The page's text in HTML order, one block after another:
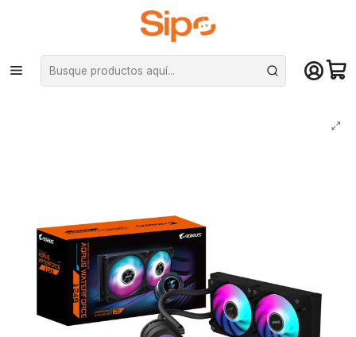
¡Compra hasta mediodía y recibe hoy! De lunes a sábado en el gran
Santiago. Envío gratis desde $29.990
Inicio Componentes PC Cooler CPU Refrigeración líquida
Refrigeración Líquida Aorus Waterforce II 240 G2, Intel/AMD